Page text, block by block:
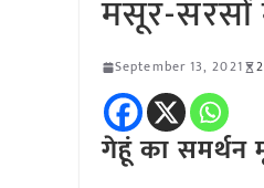
मसूर-सरसों
September 13, 2021
गेहूं का समर्थन